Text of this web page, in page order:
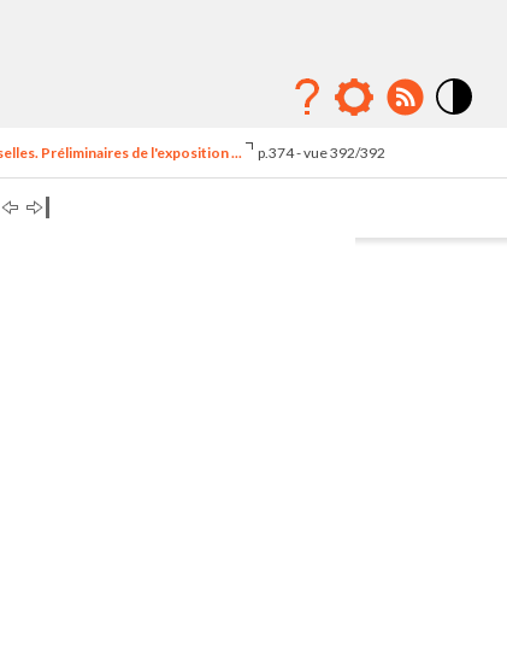
Préliminaires de l'exposition ... p.374 - vue 392/392